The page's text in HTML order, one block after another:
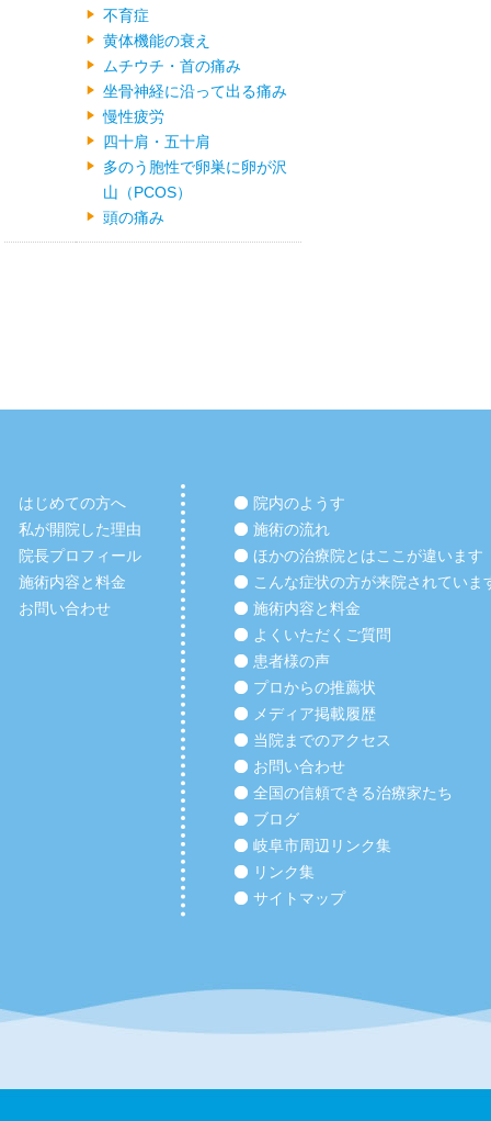
不育症
黄体機能の衰え
ムチウチ・首の痛み
坐骨神経に沿って出る痛み
慢性疲労
四十肩・五十肩
多のう胞性で卵巣に卵が沢
山（PCOS）
頭の痛み
はじめての方へ
私が開院した理由
院長プロフィール
施術内容と料金
お問い合わせ
院内のようす
施術の流れ
ほかの治療院とはここが違います
こんな症状の方が来院されていま
施術内容と料金
よくいただくご質問
患者様の声
プロからの推薦状
メディア掲載履歴
当院までのアクセス
お問い合わせ
全国の信頼できる治療家たち
ブログ
岐阜市周辺リンク集
リンク集
サイトマップ